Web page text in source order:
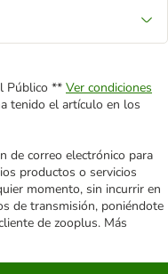
Público ** Ver condiciones
tenido el artículo en los
de correo electrónico para
productos o servicios
momento, sin incurrir en
de transmisión, poniéndote
de zooplus. Más